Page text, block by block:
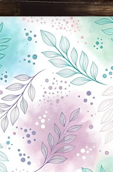
Чернігова, події в Чернігові: політика, економіка, аналітика, культура, відеоновини, екологія, спортивний Чернігів, туризм, Чернігів